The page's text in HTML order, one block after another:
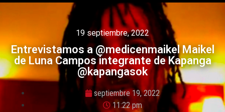
19 septiembre, 2022
Entrevistamos a @medicenmaikel Maikel
de Luna Campos integrante de Kapanga
@kapangasok
septiembre 19, 2022
11:22 pm